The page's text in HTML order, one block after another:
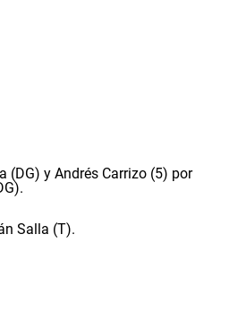
(DG) y Andrés Carrizo (5) por
Salla (T).